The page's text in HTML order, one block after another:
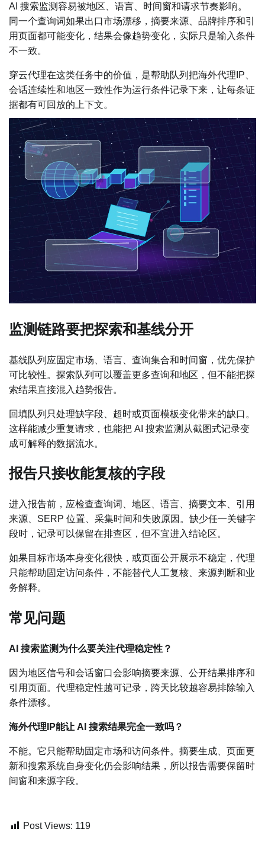
AI 搜索监测容易被地区、语言、时间窗和请求节奏影响。
同一个查询词如果出口市场漂移，摘要来源、品牌排序和引
用页面都可能变化，结果会像趋势变化，实际只是输入条件
不一致。
穿云代理在这类任务中的价值，是帮助队列把海外代理IP、
会话连续性和地区一致性作为运行条件记录下来，让每条证
据都有可回放的上下文。
监测链路要把探索和基线分开
基线队列应固定市场、语言、查询集合和时间窗，优先保护
可比较性。探索队列可以覆盖更多查询和地区，但不能把探
索结果直接混入趋势报告。
回填队列只处理缺字段、超时或页面模板变化带来的缺口。
这样能减少重复请求，也能把 AI 搜索监测从截图式记录变
成可解释的数据流水。
报告只接收能复核的字段
进入报告前，应检查查询词、地区、语言、摘要文本、引用
来源、SERP 位置、采集时间和失败原因。缺少任一关键字
段时，记录可以保留在排查区，但不宜进入结论区。
如果目标市场本身变化很快，或页面公开展示不稳定，代理
只能帮助固定访问条件，不能替代人工复核、来源判断和业
务解释。
常见问题
AI 搜索监测为什么要关注代理稳定性？
因为地区信号和会话窗口会影响摘要来源、公开结果排序和
引用页面。代理稳定性越可记录，跨天比较越容易排除输入
条件漂移。
海外代理IP能让 AI 搜索结果完全一致吗？
不能。它只能帮助固定市场和访问条件。摘要生成、页面更
新和搜索系统自身变化仍会影响结果，所以报告需要保留时
间窗和来源字段。
Post Views: 119